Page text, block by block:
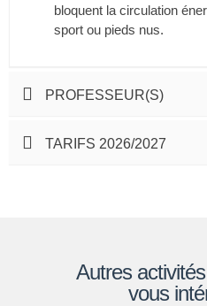
bloquent la circulation
sport ou pieds nus.
PROFESSEUR(S)
TARIFS 2026/2027
Autres
vous